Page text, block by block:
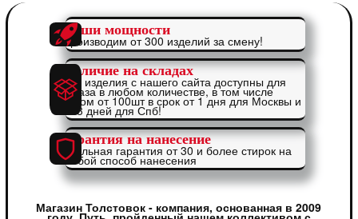
Наши мощности
Производим от 300 изделий за смену!
Наличие на складах
Все изделия с нашего сайта доступны для
заказа в любом количестве, в том числе
оптом от 100шт в срок от 1 дня для Москвы и
от 3 дней для Спб!
Гарантия на нанесение
Реальная гарантия от 30 и более стирок на
любой способ нанесения
Магазин Толстовок - компания, основанная в 2009